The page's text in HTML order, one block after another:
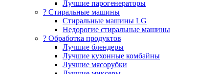
Лучшие парогенераторы
? Стиральные машины
Стиральные машины LG
Недорогие стиральные машины
? Обработка продуктов
Лучшие блендеры
Лучшие кухонные комбайны
Лучшие мясорубки